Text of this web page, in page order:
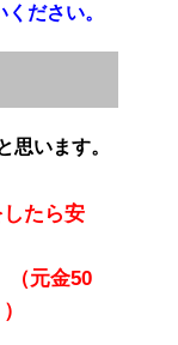
ださい。
思います。
たら安
（元金50